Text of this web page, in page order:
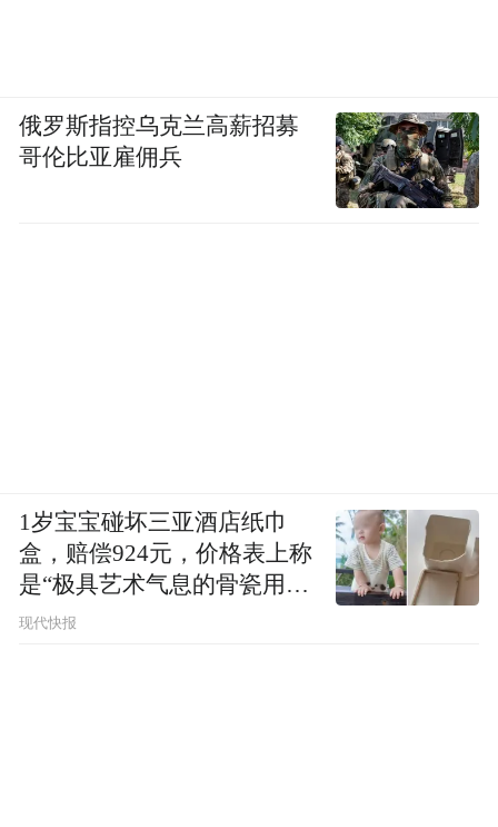
俄罗斯指控乌克兰高薪招募
哥伦比亚雇佣兵
1岁宝宝碰坏三亚酒店纸巾
盒，赔偿924元，价格表上称
是“极具艺术气息的骨瓷用
品”
现代快报